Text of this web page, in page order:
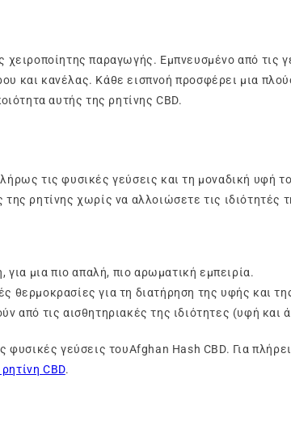
χειροποίητης παραγωγής. Εμπνευσμένο από τις
και κανέλας. Κάθε εισπνοή προσφέρει μια
αυτής της ρητίνης CBD.
τις φυσικές γεύσεις και τη μοναδική υφή
ρητίνης χωρίς να αλλοιώσετε τις ιδιότητές
μια πιο απαλή, πιο αρωματική εμπειρία.
θερμοκρασίες για τη διατήρηση της υφής και
από τις αισθητηριακές της ιδιότητες (υφή και
γεύσεις τουAfghan Hash CBD. Για
CBD.